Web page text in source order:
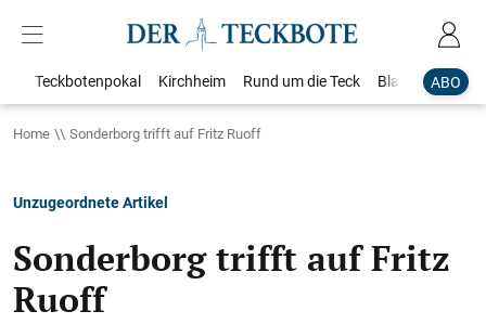
ABO
Teckbotenpokal Kirchheim Rund um die Teck Blaulicht
Home Sonderborg trifft auf Fritz Ruoff
Unzugeordnete Artikel
Sonderborg trifft auf Fritz
Ruoff